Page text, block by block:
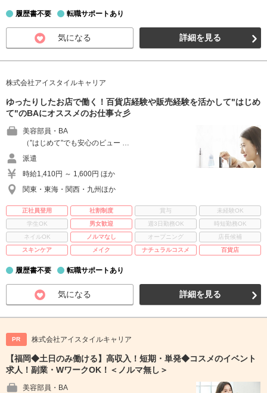
履歴書不要 転職サポートあり
気になる 詳細を見る
株式会社アイスタイルキャリア
ゆったりしたお店で働く！百貨店経験や販売経験を活かして"はじめ
て"のBAにオススメのお仕事☆彡
美容部員・BA
（”はじめて”でも安心のビュー …
派遣
時給1,410円 ～ 1,600円 ほか
関東・東海・関西・九州ほか
正社員登用 社割制度 賞与
未経験OK
学生OK
男女歓迎 週3日勤務OK
時短勤務OK
ネイルOK
ノルマなし オープニング
店長候補
スキンケア
メイク ナチュラルコスメ 百貨店
履歴書不要 転職サポートあり
気になる 詳細を見る
PR 株式会社アイスタイルキャリア
【福岡◆土日のみ働ける】高収入！短期・単発◆コスメのイベント
求人！副業・WワークOK！＜ノルマ無し＞
美容部員・BA